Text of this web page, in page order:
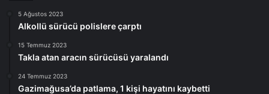
5 Ağustos 2023
Alkollü sürücü polislere çarptı
15 Temmuz 2023
Takla atan aracın sürücüsü yaralandı
24 Temmuz 2023
Gazimağusa’da patlama, 1 kişi hayatını kaybetti